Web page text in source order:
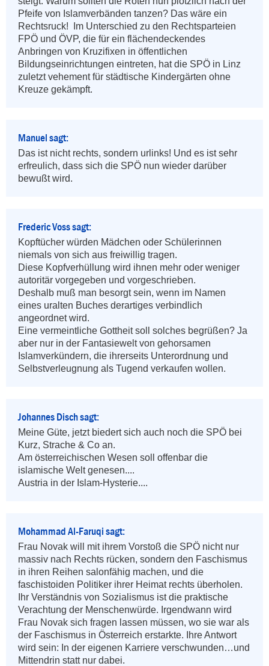
Pfeife von Islamverbänden tanzen? Das wäre ein
Rechtsruck!  Im Unterschied zu den Rechtsparteien
FPÖ und ÖVP, die für ein flächendeckendes
Anbringen von Kruzifixen in öffentlichen
Bildungseinrichtungen eintreten, hat die SPÖ in Linz
zuletzt vehement für städtische Kindergärten ohne
Kreuze gekämpft.
Manuel sagt:
Das ist nicht rechts, sondern urlinks! Und es ist sehr
erfreulich, dass sich die SPÖ nun wieder darüber
bewußt wird.
Frederic Voss sagt:
Kopftücher würden Mädchen oder Schülerinnen
niemals von sich aus freiwillig tragen.
Diese Kopfverhüllung wird ihnen mehr oder weniger
autoritär vorgegeben und vorgeschrieben.
Deshalb muß man besorgt sein, wenn im Namen
eines uralten Buches derartiges verbindlich
angeordnet wird.
Eine vermeintliche Gottheit soll solches begrüßen? Ja
aber nur in der Fantasiewelt von gehorsamen
Islamverkündern, die ihrerseits Unterordnung und
Selbstverleugnung als Tugend verkaufen wollen.
Johannes Disch sagt:
Meine Güte, jetzt biedert sich auch noch die SPÖ bei
Kurz, Strache & Co an.
Am österreichischen Wesen soll offenbar die
islamische Welt genesen....
Austria in der Islam-Hysterie....
Mohammad Al-Faruqi sagt:
Frau Novak will mit ihrem Vorstoß die SPÖ nicht nur
massiv nach Rechts rücken, sondern den Faschismus
in ihren Reihen salonfähig machen, und die
faschistoiden Politiker ihrer Heimat rechts überholen.
Ihr Verständnis von Sozialismus ist die praktische
Verachtung der Menschenwürde. Irgendwann wird
Frau Novak sich fragen lassen müssen, wo sie war als
der Faschismus in Österreich erstarkte. Ihre Antwort
wird sein: In der eigenen Karriere verschwunden…und
Mittendrin statt nur dabei.